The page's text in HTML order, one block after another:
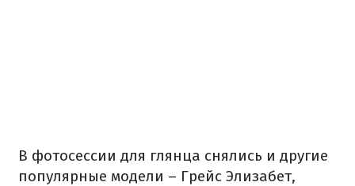
В фотосессии для глянца снялись и другие
популярные модели – Грейс Элизабет,